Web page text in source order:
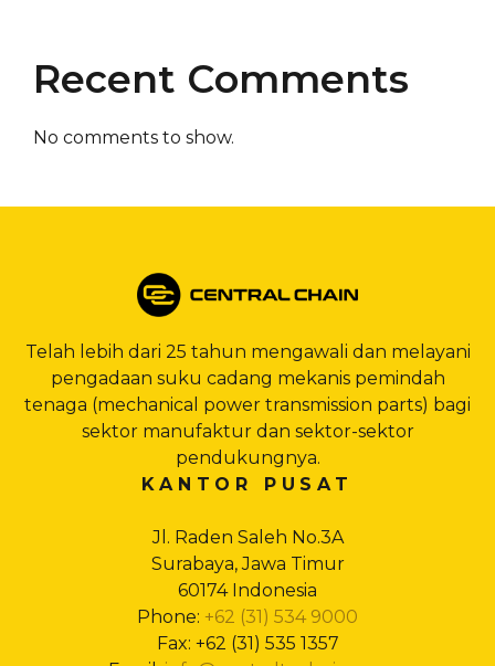
Recent Comments
No comments to show.
Telah lebih dari 25 tahun mengawali dan melayani
pengadaan suku cadang mekanis pemindah
tenaga (mechanical power transmission parts) bagi
sektor manufaktur dan sektor-sektor
pendukungnya.
KANTOR PUSAT
Jl. Raden Saleh No.3A
Surabaya, Jawa Timur
60174 Indonesia
Phone: +62 (31) 534 9000
Fax: +62 (31) 535 1357